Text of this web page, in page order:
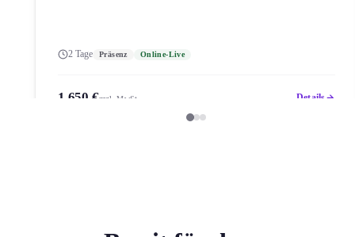
2 Tage Präsenz Online-Live
1.650 €zzgl. MwSt. Details